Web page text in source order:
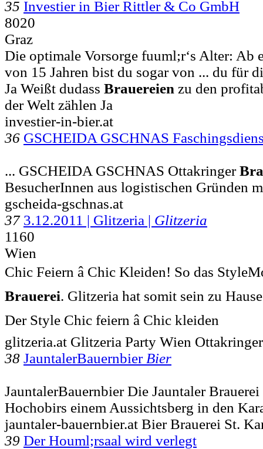
35 Investier in Bier Rittler & Co GmbH
8020
Graz
Die optimale Vorsorge fuuml;r‘s Alter: Ab
von 15 Jahren bist du sogar von ... du für
Ja Weißt dudass Brauereien zu den
der Welt zählen Ja
investier-in-bier.at
36 GSCHEIDA GSCHNAS
... GSCHEIDA GSCHNAS Ottakringer
BesucherInnen aus logistischen Gründen
gscheida-gschnas.at
37 3.12.2011 | Glitzeria | Glitzeria
1160
Wien
Chic Feiern â Chic Kleiden! So das
Brauerei. Glitzeria hat somit sein zu Hause
Der Style Chic feiern â Chic kleiden
glitzeria.at Glitzeria Party Wien Ottakringer
38 JauntalerBauernbier Bier
JauntalerBauernbier Die Jauntaler
Hochobirs einem Aussichtsberg in den
jauntaler-bauernbier.at Bier Brauerei St.
39 Der Houml;rsaal wird verlegt